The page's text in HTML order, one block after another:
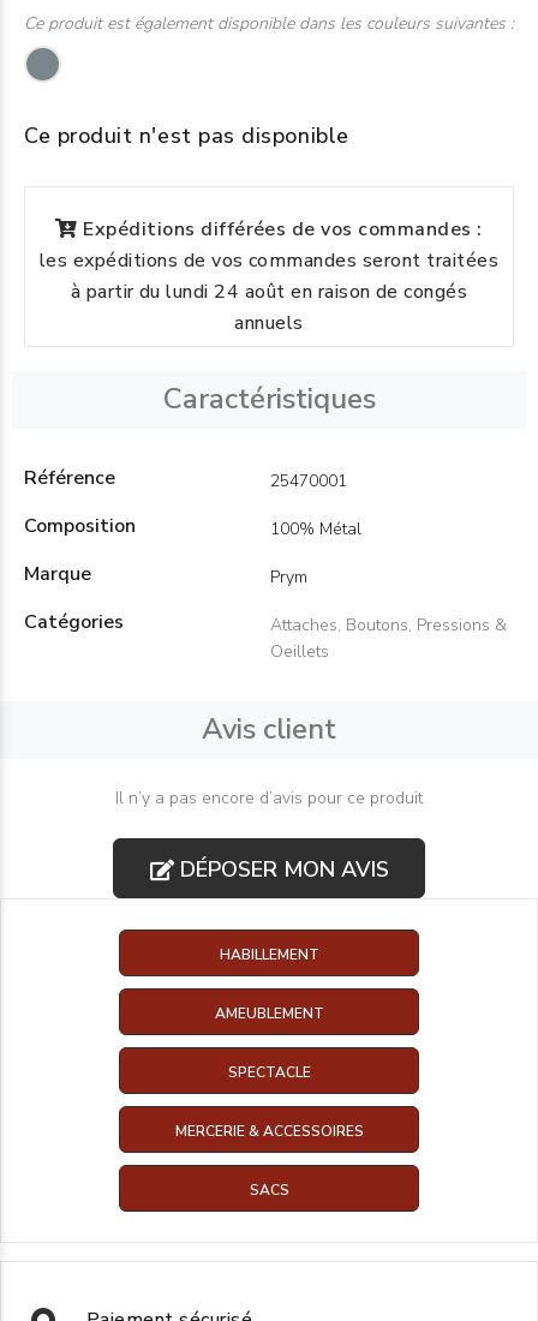
Ce produit est également disponible dans les couleurs suivantes :
Ce produit n'est pas disponible
Expéditions différées de vos commandes :
les expéditions de vos commandes seront traitées
à partir du lundi 24 août en raison de congés
annuels
Caractéristiques
Référence 25470001
Composition 100% Métal
Marque Prym
Catégories
Attaches, Boutons, Pressions &
Oeillets
Avis client
Il n’y a pas encore d’avis pour ce produit
DÉPOSER MON AVIS
HABILLEMENT
AMEUBLEMENT
SPECTACLE
MERCERIE & ACCESSOIRES
SACS